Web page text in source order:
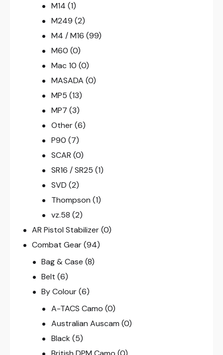
M14 (1)
M249 (2)
M4 / M16 (99)
M60 (0)
Mac 10 (0)
MASADA (0)
MP5 (13)
MP7 (3)
Other (6)
P90 (7)
SCAR (0)
SR16 / SR25 (1)
SVD (2)
Thompson (1)
vz.58 (2)
AR Pistol Stabilizer(0)
Combat Gear(94)
Bag & Case (8)
Belt (6)
By Colour (6)
A-TACS Camo (0)
Australian Auscam (0)
Black (5)